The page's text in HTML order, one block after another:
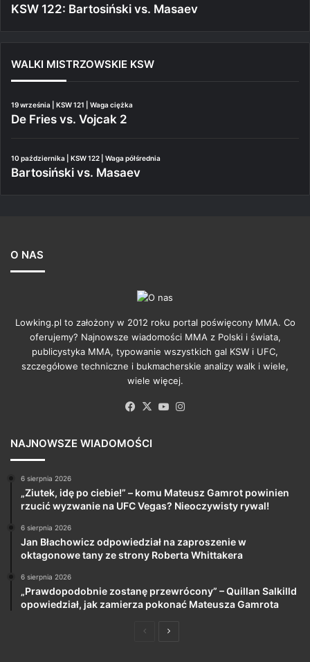
KSW 122: Bartosiński vs. Masaev
WALKI MISTRZOWSKIE KSW
19 września | KSW 121 | Waga ciężka
De Fries vs. Vojcak 2
10 października | KSW 122 | Waga półśrednia
Bartosiński vs. Masaev
O NAS
Lowking.pl to założony w 2012 roku portal poświęcony MMA. Co
oferujemy? Najnowsze wiadomości MMA z Polski i świata,
publicystyka MMA, typowanie wszystkich gal KSW i UFC,
szczegółowe techniczne i bukmacherskie analizy walk i wiele,
wiele więcej.
Facebook
X YouTube
NAJNOWSZE WIADOMOŚCI
6 sierpnia 2026
„Ziutek, idę po ciebie!” – komu Mateusz Gamrot powinien
rzucić wyzwanie na UFC Vegas? Nieoczywisty rywal!
6 sierpnia 2026
Jan Błachowicz odpowiedział na zaproszenie w
oktagonowe tany ze strony Roberta Whittakera
6 sierpnia 2026
„Prawdopodobnie zostanę przewrócony” – Quillan Salkilld
opowiedział, jak zamierza pokonać Mateusza Gamrota
PoprzedniaNastępna